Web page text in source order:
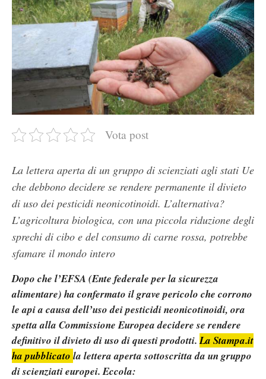
Vota post
La lettera aperta di un gruppo di scienziati agli stati Ue
che debbono decidere se rendere permanente il divieto
di uso dei pesticidi neonicotinoidi. L’alternativa?
L’agricoltura biologica, con una piccola riduzione degli
sprechi di cibo e del consumo di carne rossa, potrebbe
sfamare il mondo intero
Dopo che l’EFSA (Ente federale per la sicurezza
alimentare) ha confermato il grave pericolo che corrono
le api a causa dell’uso dei pesticidi neonicotinoidi, ora
spetta alla Commissione Europea decidere se rendere
definitivo il divieto di uso di questi prodotti.La Stampa.it
ha pubblicato la lettera aperta sottoscritta da un gruppo
di scienziati europei. Eccola: